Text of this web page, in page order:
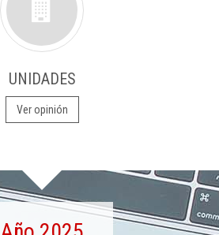
UNIDADES
Ver opinión